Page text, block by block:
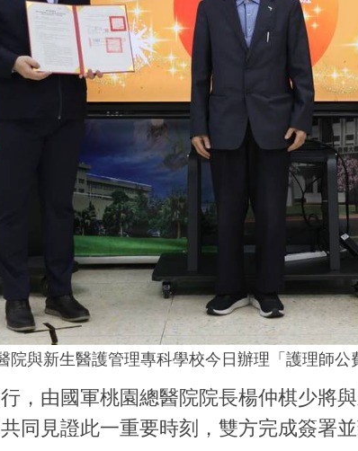
院與新生醫護管理專科學校今日辦理「護理師公
，由國軍桃園總醫院院長楊仲棋少將
同見證此一重要時刻，雙方完成簽署